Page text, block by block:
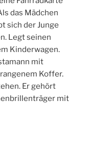
das Mädchen
sich der Junge
Legt seinen
Kinderwagen.
mit
Koffer.
Er gehört
mit